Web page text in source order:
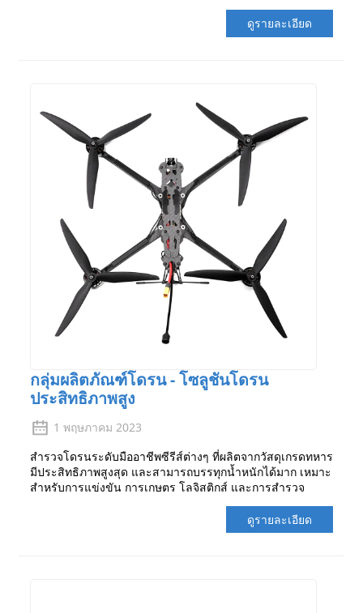
ดูรายละเอียด
กลุ่มผลิตภัณฑ์โดรน - โซลูชันโดรน
ประสิทธิภาพสูง
1 พฤษภาคม 2023
สำรวจโดรนระดับมืออาชีพซีรีส์ต่างๆ ที่ผลิตจากวัสดุเกรดทหาร
มีประสิทธิภาพสูงสุด และสามารถบรรทุกน้ำหนักได้มาก เหมาะ
สำหรับการแข่งขัน การเกษตร โลจิสติกส์ และการสำรวจ
ดูรายละเอียด